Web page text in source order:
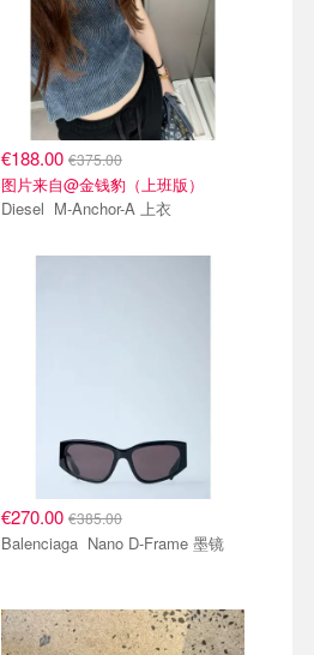
€188.00 €375.00
图片来自@金钱豹（上班版）
Diesel M-Anchor-A 上衣
€270.00 €385.00
Balenciaga Nano D-Frame 墨镜